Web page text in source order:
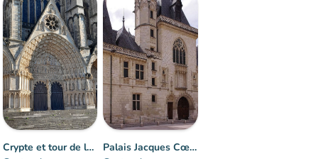
Crypte et tour de la cathédrale de Bourges
Palais Jacques Cœur
Menge:
man
man
manFlüssig